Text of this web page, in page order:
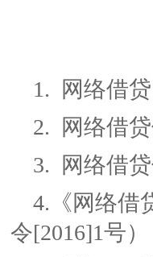
1. 网络借
2. 网络借
3.
网络借
4. 《网络
令[2016]1号）